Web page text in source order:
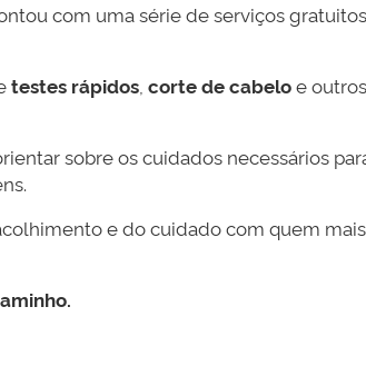
com uma série de serviços
testes rápidos corte de cabeloe
sobre os cuidados necessários
e do cuidado com quem